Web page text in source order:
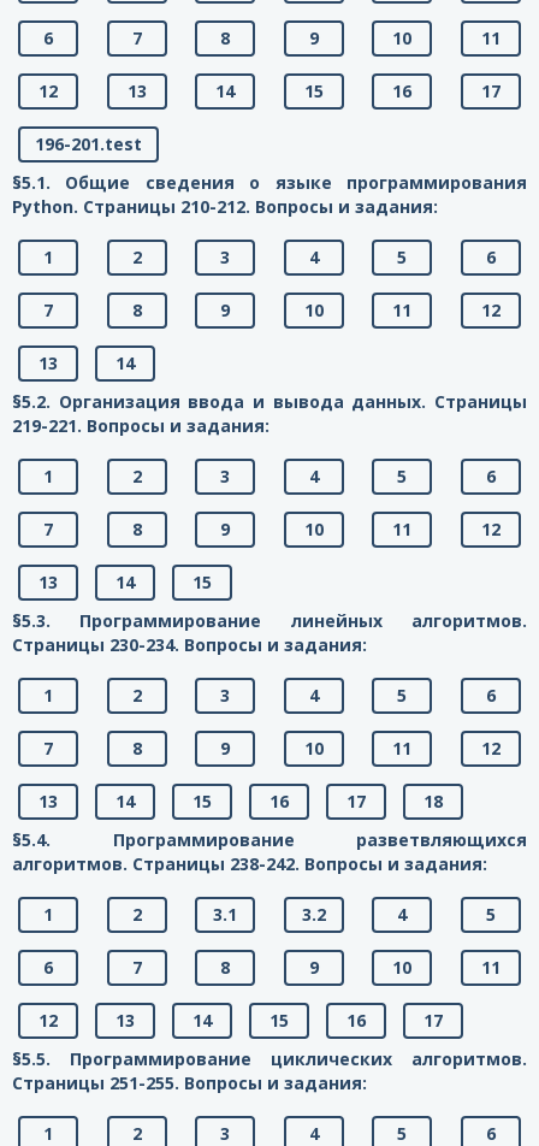
6 7 8 9 10 11
12 13 14 15 16 17
196-201.test
§5.1. Общие сведения о языке программирования
Python. Страницы 210-212. Вопросы и задания:
1 2 3 4 5 6
7 8 9 10 11 12
13
14
§5.2. Организация ввода и вывода данных. Страницы
219-221. Вопросы и задания:
1 2 3 4 5 6
7 8 9 10 11 12
13 14
15
§5.3. Программирование линейных алгоритмов.
Страницы 230-234. Вопросы и задания:
1 2 3 4 5 6
7 8 9 10 11 12
13 14 15 16 17
18
§5.4. Программирование разветвляющихся
алгоритмов. Страницы 238-242. Вопросы и задания:
1 2 3.1 3.2 4 5
6 7 8 9 10 11
12 13 14 15 16
17
§5.5. Программирование циклических алгоритмов.
Страницы 251-255. Вопросы и задания:
1 2 3 4 5 6